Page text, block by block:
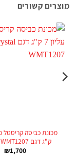
מוצרים קשורים
ק"ג דגם Crystal WMT1207
₪1,700